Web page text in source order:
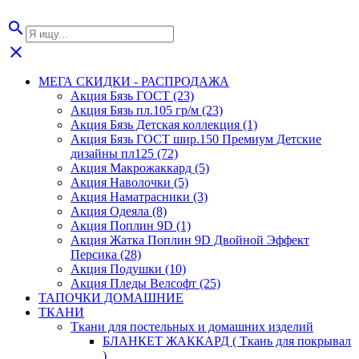
search
close
МЕГА СКИДКИ - РАСПРОДАЖА
Акция Бязь ГОСТ (23)
Акция Бязь пл.105 гр/м (23)
Акция Бязь Детская коллекция (1)
Акция Бязь ГОСТ шир.150 Премиум Детские
дизайны пл125 (72)
Акция Макрожаккард (5)
Акция Наволочки (5)
Акция Наматрасники (3)
Акция Одеяла (8)
Акция Поплин 9D (1)
Акция Жатка Поплин 9D Двойной Эффект
Персика (28)
Акция Подушки (10)
Акция Пледы Велсофт (25)
ТАПОЧКИ ДОМАШНИЕ
ТКАНИ
Ткани для постельных и домашних изделий
БЛАНКЕТ ЖАККАРД ( Ткань для покрывал
)